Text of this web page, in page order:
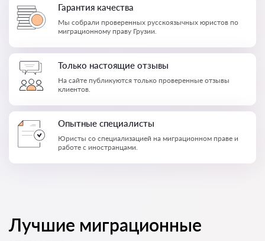
Гарантия качества
Мы собрали проверенных русскоязычных юристов по
миграционному праву Грузии.
Только настоящие отзывы
На сайте публикуются только проверенные отзывы
клиентов.
Опытные специалисты
Юристы со специализацией на миграционном праве и
работе с иностранцами.
Лучшие миграционные